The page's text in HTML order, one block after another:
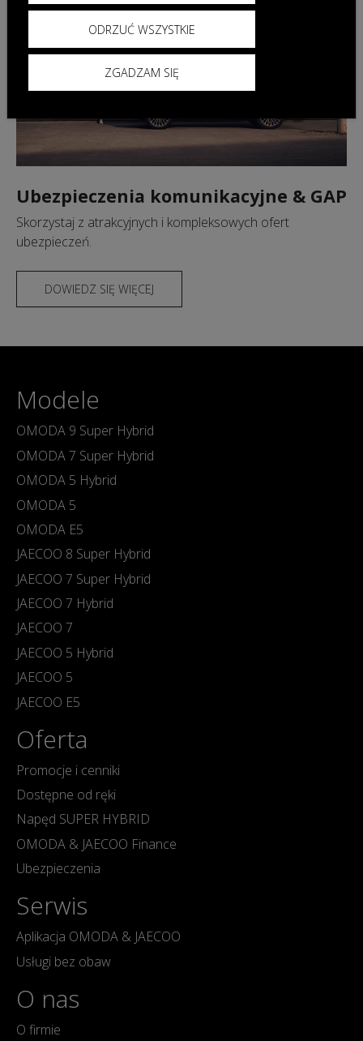
Ubezpieczenia komunikacyjne & GAP
Skorzystaj z atrakcyjnych i kompleksowych ofert
ubezpieczeń.
DOWIEDZ SIĘ WIĘCEJ
Modele
OMODA 9 Super Hybrid
OMODA 7 Super Hybrid
OMODA 5 Hybrid
OMODA 5
OMODA E5
JAECOO 8 Super Hybrid
JAECOO 7 Super Hybrid
JAECOO 7 Hybrid
JAECOO 7
JAECOO 5 Hybrid
JAECOO 5
JAECOO E5
Oferta
Promocje i cenniki
Dostępne od ręki
Napęd SUPER HYBRID
OMODA & JAECOO Finance
Ubezpieczenia
Serwis
Aplikacja OMODA & JAECOO
Usługi bez obaw
O nas
O firmie
ODRZUĆ WSZYSTKIE
ZGADZAM SIĘ